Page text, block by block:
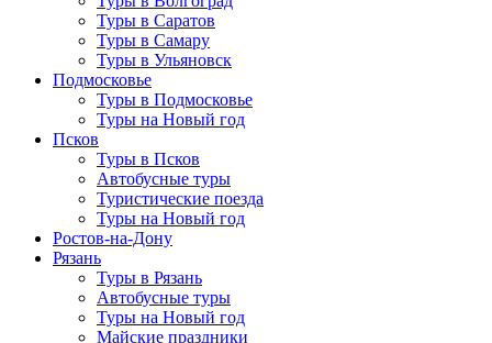
Туры в Саратов
Туры в Самару
Туры в Ульяновск
Подмосковье
Туры в Подмосковье
Туры на Новый год
Псков
Туры в Псков
Автобусные туры
Туристические поезда
Туры на Новый год
Ростов-на-Дону
Рязань
Туры в Рязань
Автобусные туры
Туры на Новый год
Майские праздники